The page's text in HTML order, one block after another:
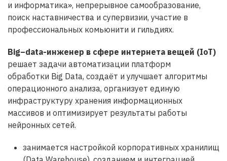
и информатика», непрерывное самообразование,
поиск наставничества и супервизии, участие в
профессиональных комьюнити и гильдиях.
Big–data-инженер в сфере интернета вещей (IoT)
решает задачи автоматизации платформ
обработки Big Data, создаёт и улучшает алгоритмы
операционного анализа, организует единую
инфраструктуру хранения информационных
массивов и оптимизирует результаты работы
нейронных сетей.
занимается настройкой корпоративных хранилищ